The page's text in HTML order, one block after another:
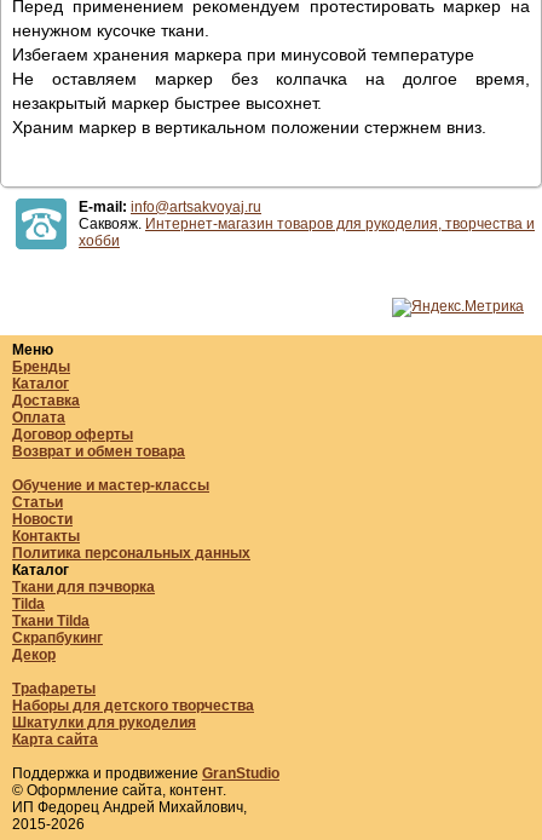
Перед применением рекомендуем протестировать маркер на
ненужном кусочке ткани.
Избегаем хранения маркера при минусовой температуре
Не оставляем маркер без колпачка на долгое время,
незакрытый маркер быстрее высохнет.
Храним маркер в вертикальном положении стержнем вниз.
E-mail: info@artsakvoyaj.ru
Саквояж. Интернет-магазин товаров для рукоделия, творчества и
хобби
Меню
Бренды
Каталог
Доставка
Оплата
Договор оферты
Возврат и обмен товара
Обучение и мастер-классы
Статьи
Новости
Контакты
Политика персональных данных
Каталог
Ткани для пэчворка
Tilda
Ткани Tilda
Скрапбукинг
Декор
Трафареты
Наборы для детского творчества
Шкатулки для рукоделия
Карта сайта
Поддержка и продвижение GranStudio
© Оформление сайта, контент.
ИП Федорец Андрей Михайлович,
2015-2026